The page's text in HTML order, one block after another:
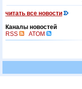
читать все новости
Каналы новостей
RSS
ATOM